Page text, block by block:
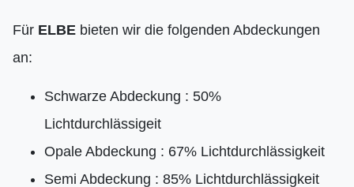
Für ELBE bieten wir die folgenden Abdeckungen
an:
Schwarze Abdeckung : 50%
Lichtdurchlässigeit
Opale Abdeckung : 67% Lichtdurchlässigkeit
Semi Abdeckung : 85% Lichtdurchlässigkeit